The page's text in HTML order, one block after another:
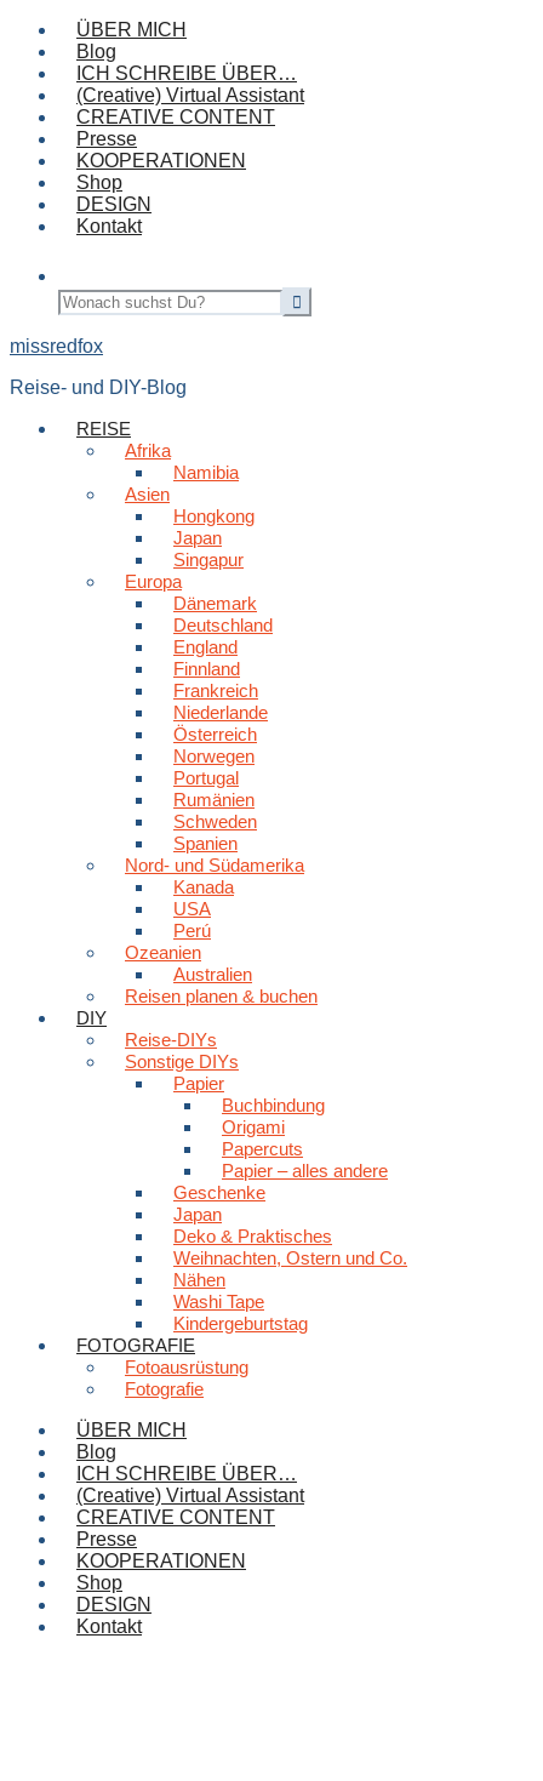
ÜBER MICH
Blog
ICH SCHREIBE ÜBER…
(Creative) Virtual Assistant
CREATIVE CONTENT
Presse
KOOPERATIONEN
Shop
DESIGN
Kontakt
missredfox
Reise- und DIY-Blog
REISE
Afrika
Namibia
Asien
Hongkong
Japan
Singapur
Europa
Dänemark
Deutschland
England
Finnland
Frankreich
Niederlande
Österreich
Norwegen
Portugal
Rumänien
Schweden
Spanien
Nord- und Südamerika
Kanada
USA
Perú
Ozeanien
Australien
Reisen planen & buchen
DIY
Reise-DIYs
Sonstige DIYs
Papier
Buchbindung
Origami
Papercuts
Papier – alles andere
Geschenke
Japan
Deko & Praktisches
Weihnachten, Ostern und Co.
Nähen
Washi Tape
Kindergeburtstag
FOTOGRAFIE
Fotoausrüstung
Fotografie
ÜBER MICH
Blog
ICH SCHREIBE ÜBER…
(Creative) Virtual Assistant
CREATIVE CONTENT
Presse
KOOPERATIONEN
Shop
DESIGN
Kontakt